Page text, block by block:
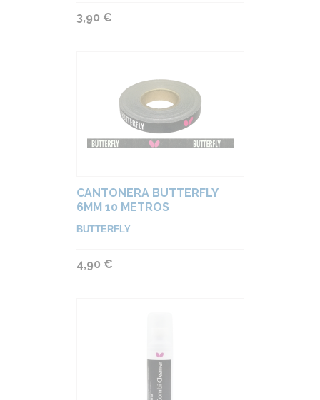
3,90 €
CANTONERA BUTTERFLY
6MM 10 METROS
BUTTERFLY
4,90 €